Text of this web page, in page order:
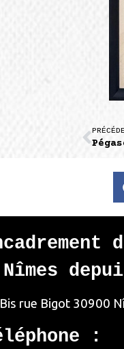
rue Bigot 30900
: